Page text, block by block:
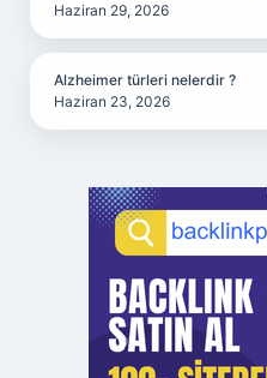
Haziran 29, 2026
Alzheimer türleri nelerdir ?
Haziran 23, 2026